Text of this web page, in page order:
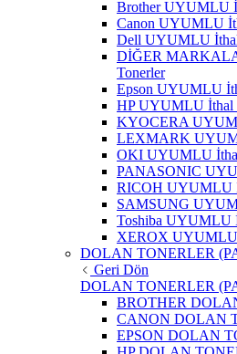
Brother UYUMLU
Canon UYUMLU
Dell UYUMLU
DİĞER
Tonerler
Epson UYUMLU
HP UYUMLU İthal
KYOCERA
LEXMARK
OKI UYUMLU
PANASONIC
RICOH UYUMLU
SAMSUNG
Toshiba UYUMLU
XEROX UYUMLU
DOLAN TONERLER
Geri Dön
DOLAN TONERLER
BROTHER
CANON DOLAN
EPSON DOLAN